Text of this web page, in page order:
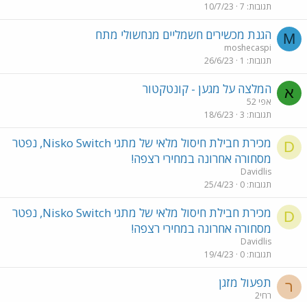
תגובות 7
10/7/23
M הגנת מכשירים חשמליים מנחשולי מתח
moshecaspi
תגובות 1
26/6/23
א המלצה על מגען - קונטקטור
אפי 52
תגובות 3
18/6/23
D
מכירת חבילת חיסול מלאי של מתגי Nisko Switch, נפטר
מסחורה אחרונה במחירי רצפה!
Davidlis
תגובות 0
25/4/23
D
מכירת חבילת חיסול מלאי של מתגי Nisko Switch, נפטר
מסחורה אחרונה במחירי רצפה!
Davidlis
תגובות 0
19/4/23
ר תפעול מזגן
רחי2